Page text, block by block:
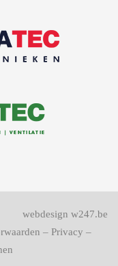
– Privacy –
webdesign w247.be